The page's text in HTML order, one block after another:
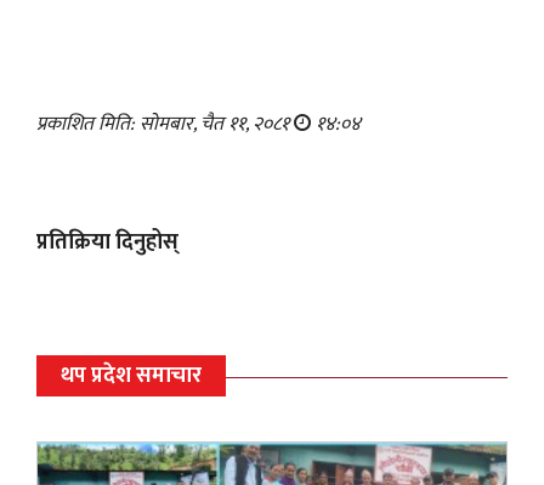
प्रकाशित मिति: सोमबार, चैत ११, २०८१ १४:०४
प्रतिक्रिया दिनुहोस्
थप प्रदेश समाचार